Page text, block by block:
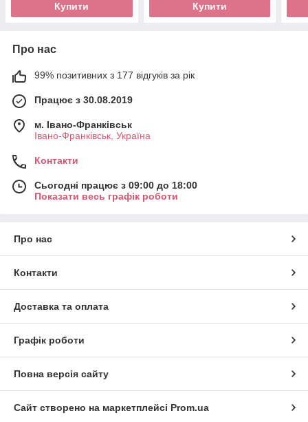
Купити Купити
Про нас
99% позитивних з 177 відгуків за рік
Працює з 30.08.2019
м. Івано-Франківськ
Івано-Франківськ, Україна
Контакти
Сьогодні працює з 09:00 до 18:00
Показати весь графік роботи
Про нас
Контакти
Доставка та оплата
Графік роботи
Повна версія сайту
Сайт створено на маркетплейсі Prom.ua